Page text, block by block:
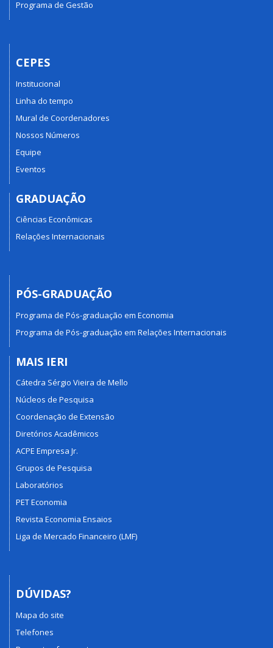
Programa de Gestão
CEPES
Institucional
Linha do tempo
Mural de Coordenadores
Nossos Números
Equipe
Eventos
GRADUAÇÃO
Ciências Econômicas
Relações Internacionais
PÓS-GRADUAÇÃO
Programa de Pós-graduação em Economia
Programa de Pós-graduação em Relações Internacionais
MAIS IERI
Cátedra Sérgio Vieira de Mello
Núcleos de Pesquisa
Coordenação de Extensão
Diretórios Acadêmicos
ACPE Empresa Jr.
Grupos de Pesquisa
Laboratórios
PET Economia
Revista Economia Ensaios
Liga de Mercado Financeiro (LMF)
DÚVIDAS?
Mapa do site
Telefones